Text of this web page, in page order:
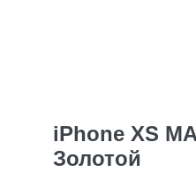
iPhone XS
Золотой